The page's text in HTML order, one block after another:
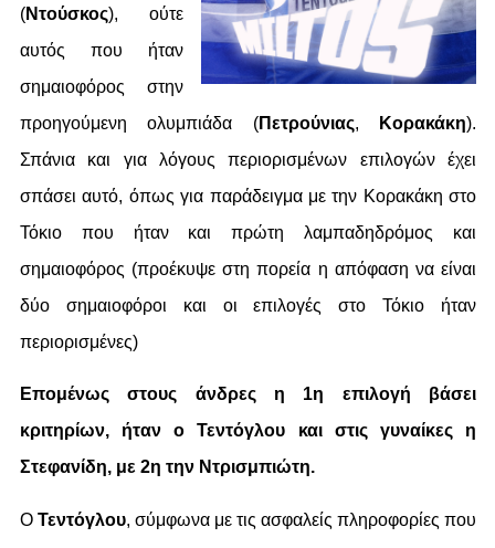
(Ντούσκος), ούτε
αυτός που ήταν
σημαιοφόρος στην
προηγούμενη ολυμπιάδα (Πετρούνιας, Κορακάκη).
Σπάνια και για λόγους περιορισμένων επιλογών έχει
σπάσει αυτό, όπως για παράδειγμα με την Κορακάκη στο
Τόκιο που ήταν και πρώτη λαμπαδηδρόμος και
σημαιοφόρος (προέκυψε στη πορεία η απόφαση να είναι
δύο σημαιοφόροι και οι επιλογές στο Τόκιο ήταν
περιορισμένες)
Επομένως στους άνδρες η 1η επιλογή βάσει
κριτηρίων, ήταν ο Τεντόγλου και στις γυναίκες η
Στεφανίδη, με 2η την Ντρισμπιώτη.
Ο Τεντόγλου, σύμφωνα με τις ασφαλείς πληροφορίες που